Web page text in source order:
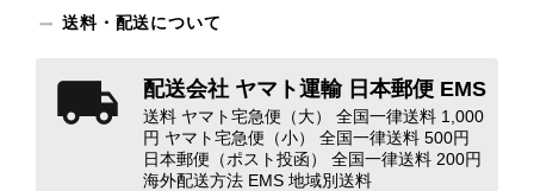
送料・配送について
配送会社 ヤマト運輸 日本郵便 EMS
送料 ヤマト宅急便（大） 全国一律送料 1,000
円 ヤマト宅急便（小） 全国一律送料 500円
日本郵便（ポスト投函） 全国一律送料 200円
海外配送方法 EMS 地域別送料